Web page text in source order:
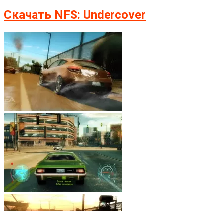
Скачать NFS: Undercover